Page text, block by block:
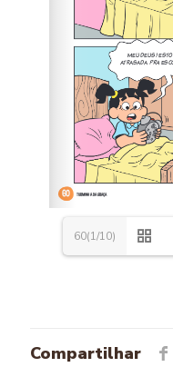
60(1/10)
Compartilhar